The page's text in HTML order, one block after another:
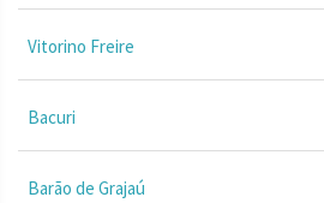
Vitorino Freire
Bacuri
Barão de Grajaú